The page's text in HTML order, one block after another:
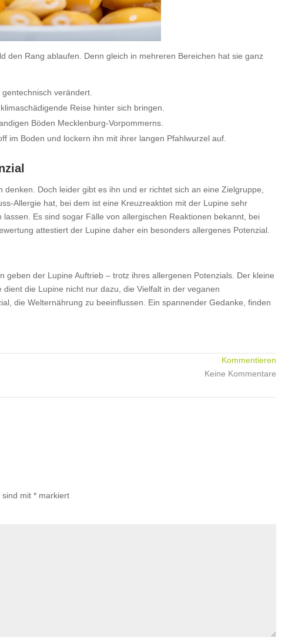
den Rang ablaufen. Denn gleich in mehreren Bereichen hat sie ganz
verändert.
Reise hinter sich bringen.
Böden Mecklenburg-Vorpommerns.
im Boden und lockern ihn mit ihrer langen Pfahlwurzel auf.
Doch leider gibt es ihn und er richtet sich an eine Zielgruppe,
Allergie hat, bei dem ist eine Kreuzreaktion mit der Lupine sehr
Es sind sogar Fälle von allergischen Reaktionen bekannt, bei
attestiert der Lupine daher ein besonders allergenes Potenzial.
der Lupine Auftrieb – trotz ihres allergenen Potenzials. Der kleine
die Lupine nicht nur dazu, die Vielfalt in der veganen
die Welternährung zu beeinflussen. Ein spannender Gedanke, finden
Kommentieren
Keine Kommentare
sind mit* markiert